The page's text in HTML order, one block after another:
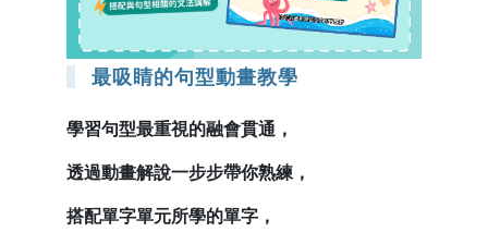
最吸睛的句型動畫教學
學習句型最重視的融會貫通，
透過動畫解說一步步帶你熟練，
搭配單字單元所學的單字，